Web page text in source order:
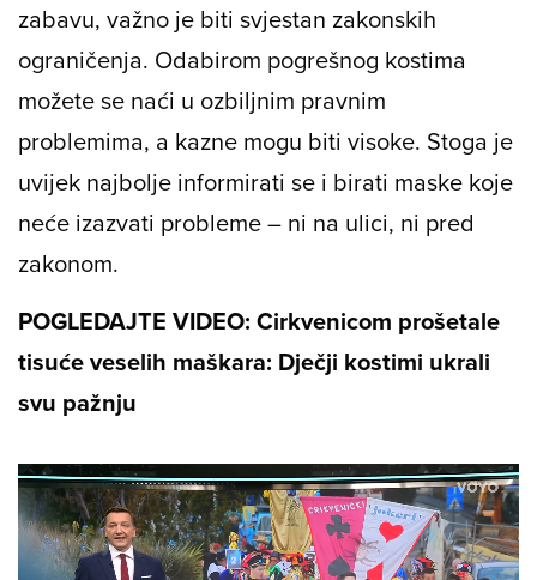
zabavu, važno je biti svjestan zakonskih
ograničenja. Odabirom pogrešnog kostima
možete se naći u ozbiljnim pravnim
problemima, a kazne mogu biti visoke. Stoga je
uvijek najbolje informirati se i birati maske koje
neće izazvati probleme – ni na ulici, ni pred
zakonom.
POGLEDAJTE VIDEO: Cirkvenicom prošetale
tisuće veselih maškara: Dječji kostimi ukrali
svu pažnju